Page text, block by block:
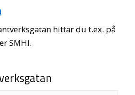
hittar du t.ex. på
SMHI.